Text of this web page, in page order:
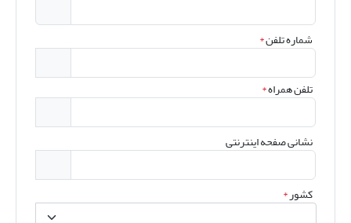
شماره تلفن*
تلفن همراه*
نشانی صفحه اینترنتی
کشور*